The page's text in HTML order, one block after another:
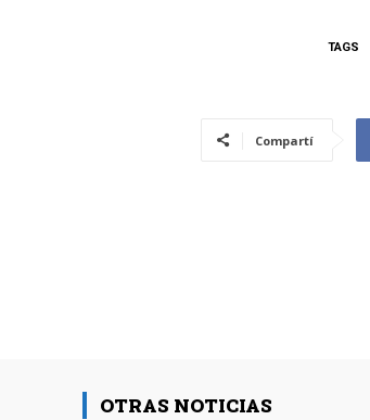
TAGS
Compartí
OTRAS NOTICIAS